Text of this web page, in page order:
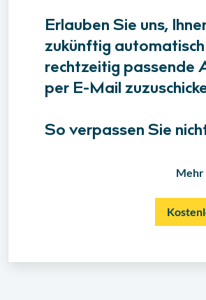
Erlauben Sie uns,
zukünftig
rechtzeitig passende
per E-Mail
So verpassen Sie